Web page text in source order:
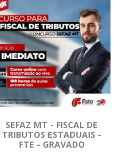
SEFAZ MT - FISCAL DE
TRIBUTOS ESTADUAIS -
FTE - GRAVADO